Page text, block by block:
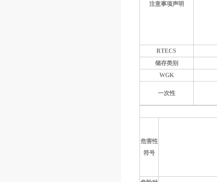
注意事项声明
RTECS
储存类别
WGK
一次性
危害性
符号